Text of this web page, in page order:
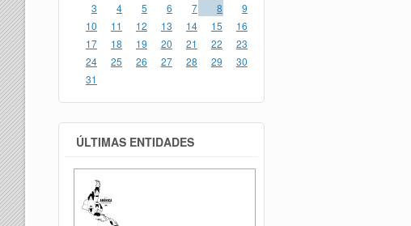
3
4 5 6 7 8
9
10
11 12 13 14 15
16
17
18 19 20 21 22
23
24
25 26 27 28 29
30
31
ÚLTIMAS ENTIDADES